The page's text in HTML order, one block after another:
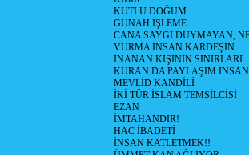
KUTLU DOĞUM
GÜNAH İŞLEME
CANA SAYGI DUYMAYAN,
VURMA İNSAN KARDEŞİN
İNANAN KİŞİNİN SINIRLARI
KURAN DA PAYLAŞIM
MEVLİD KANDİLİ
İKİ TÜR İSLAM TEMSİLCİSİ
EZAN
İMTAHANDIR!
HAC İBADETİ
İNSAN KATLETMEK!!